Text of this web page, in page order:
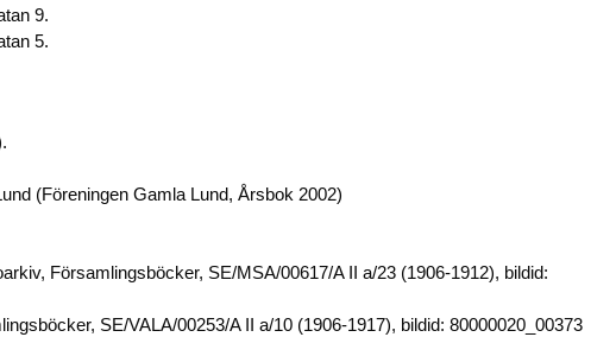
9.
5.
(Föreningen Gamla Lund, Årsbok 2002)
Församlingsböcker, SE/MSA/00617/A II a/23 (1906-1912), bildid:
SE/VALA/00253/A II a/10 (1906-1917), bildid: 80000020_00373